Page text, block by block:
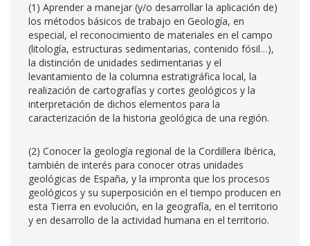
(1) Aprender a manejar (y/o desarrollar la aplicación de)
los métodos básicos de trabajo en Geología, en
especial, el reconocimiento de materiales en el campo
(litología, estructuras sedimentarias, contenido fósil…),
la distinción de unidades sedimentarias y el
levantamiento de la columna estratigráfica local, la
realización de cartografías y cortes geológicos y la
interpretación de dichos elementos para la
caracterización de la historia geológica de una región.
(2) Conocer la geología regional de la Cordillera Ibérica,
también de interés para conocer otras unidades
geológicas de España, y la impronta que los procesos
geológicos y su superposición en el tiempo producen en
esta Tierra en evolución, en la geografía, en el territorio
y en desarrollo de la actividad humana en el territorio.